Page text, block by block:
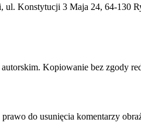
, ul. Konstytucji 3 Maja 24, 64-130
Kopiowanie bez zgody
do usunięcia komentarzy